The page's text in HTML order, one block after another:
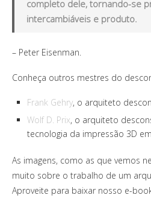
completo dele, tornando-se
intercambiáveis e produto.
– Peter Eisenman.
Conheça outros mestres do
Frank Gehry, o arquiteto
Wolf D. Prix, o arquiteto
tecnologia da impressão 3D
As imagens, como as que vemos
muito sobre o trabalho de um
Aproveite para baixar nosso e-